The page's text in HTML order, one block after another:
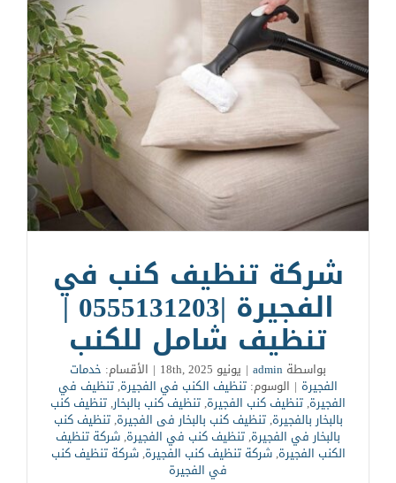
شركة تنظيف كنب في
الفجيرة |0555131203 |
تنظيف شامل للكنب
بواسطة admin
| يونيو 18th, 2025 | الأقسام: خدمات
الفجيرة | الوسوم: تنظيف الكنب في الفجيرة,تنظيف في
الفجيرة,تنظيف كنب الفجيرة,تنظيف كنب بالبخار,تنظيف كنب
بالبخار بالفجيرة,تنظيف كنب بالبخار فى الفجيرة,تنظيف كنب
بالبخار في الفجيرة,تنظيف كنب في الفجيرة,شركة تنظيف
الكنب الفجيرة,شركة تنظيف كنب الفجيرة,شركة تنظيف كنب
في الفجيرة